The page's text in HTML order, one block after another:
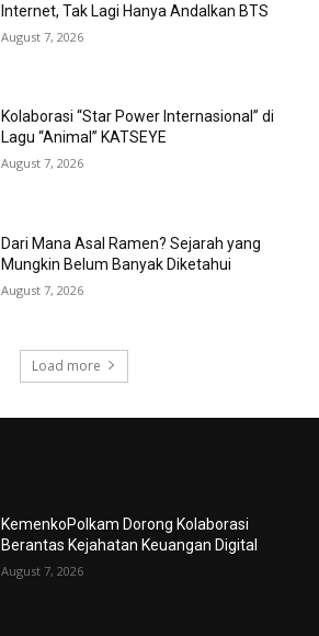
Internet, Tak Lagi Hanya Andalkan BTS
August 7, 2026
Kolaborasi “Star Power Internasional” di
Lagu “Animal” KATSEYE
August 7, 2026
Dari Mana Asal Ramen? Sejarah yang
Mungkin Belum Banyak Diketahui
August 7, 2026
Load more
KemenkoPolkam Dorong Kolaborasi
Berantas Kejahatan Keuangan Digital
August 7, 2026